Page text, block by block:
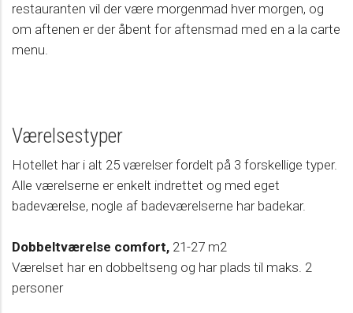
restauranten vil der være morgenmad hver morgen, og
om aftenen er der åbent for aftensmad med en a la carte
menu.
Værelsestyper
Hotellet har i alt 25 værelser fordelt på 3 forskellige typer.
Alle værelserne er enkelt indrettet og med eget
badeværelse, nogle af badeværelserne har badekar.
Dobbeltværelse comfort, 21-27 m2
Værelset har en dobbeltseng og har plads til maks. 2
personer